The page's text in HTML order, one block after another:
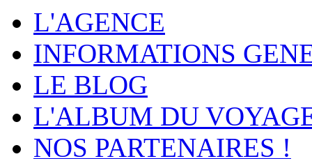
L'AGENCE
INFORMATIONS
LE BLOG
L'ALBUM DU
NOS PARTENAIRES !